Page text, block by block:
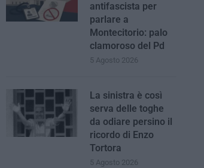
antifascista per
parlare a
Montecitorio: palo
clamoroso del Pd
5 Agosto 2026
La sinistra è così
serva delle toghe
da odiare persino il
ricordo di Enzo
Tortora
5 Agosto 2026